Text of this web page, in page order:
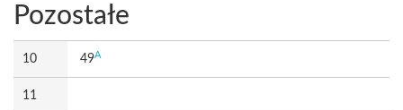
Pozostałe
10 49A
11